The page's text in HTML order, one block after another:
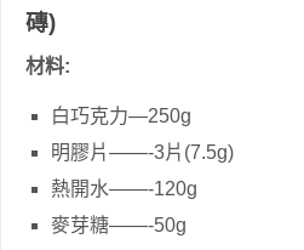
磚)
材料:
白巧克力—250g
明膠片——-3片(7.5g)
熱開水——-120g
麥芽糖——-50g